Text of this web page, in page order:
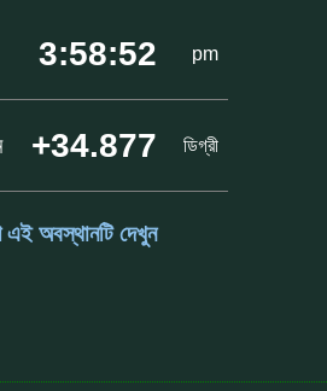
3:58:52 pm
+34.877 ডিগ্রী
এই অবস্থানটি দেখুন